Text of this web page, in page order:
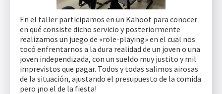
En el taller participamos en un Kahoot para conocer
en qué consiste dicho servicio y posteriormente
realizamos un juego de «role-playing» en el cual nos
tocó enfrentarnos a la dura realidad de un joven o una
joven independizada, con un sueldo muy justito y mil
imprevistos que pagar. Todos y todas salimos airosas
de la situación, ajustando el presupuesto de la comida
pero ¡no el de la fiesta!